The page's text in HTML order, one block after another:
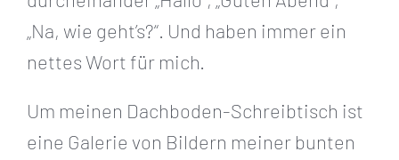
„Na, wie geht’s?“. Und haben immer ein
nettes Wort für mich.
Um meinen Dachboden-Schreibtisch ist
eine Galerie von Bildern meiner bunten